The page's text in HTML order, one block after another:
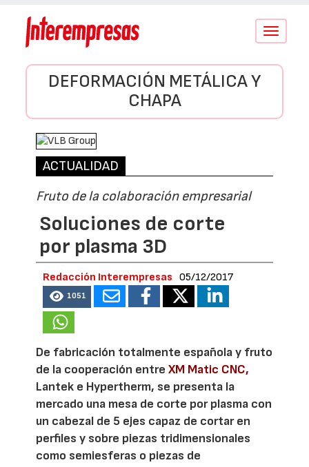
Conmutar
DEFORMACIÓN METÁLICA Y
CHAPA
ACTUALIDAD
Fruto de la colaboración empresarial
Soluciones de corte
por plasma 3D
Redacción Interempresas 05/12/2017
1051
De fabricación totalmente española y fruto
de la cooperación entreXM Matic CNC,
Lantek e Hypertherm, se presenta la
mercado una mesa de corte por plasma con
un cabezal de 5 ejes capaz de cortar en
perfiles y sobre piezas tridimensionales
como semiesferas o piezas de